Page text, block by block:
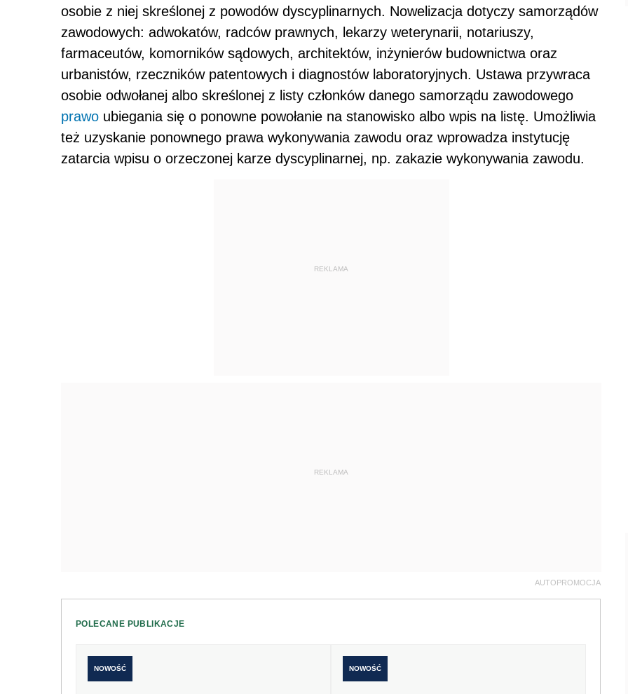
osobie z niej skreślonej z powodów dyscyplinarnych. Nowelizacja dotyczy samorządów
zawodowych: adwokatów, radców prawnych, lekarzy weterynarii, notariuszy,
farmaceutów, komorników sądowych, architektów, inżynierów budownictwa oraz
urbanistów, rzeczników patentowych i diagnostów laboratoryjnych. Ustawa przywraca
osobie odwołanej albo skreślonej z listy członków danego samorządu zawodowego
prawo ubiegania się o ponowne powołanie na stanowisko albo wpis na listę. Umożliwia
też uzyskanie ponownego prawa wykonywania zawodu oraz wprowadza instytucję
zatarcia wpisu o orzeczonej karze dyscyplinarnej, np. zakazie wykonywania zawodu.
REKLAMA
REKLAMA
AUTOPROMOCJA
POLECANE PUBLIKACJE
NOWOŚĆ NOWOŚĆ